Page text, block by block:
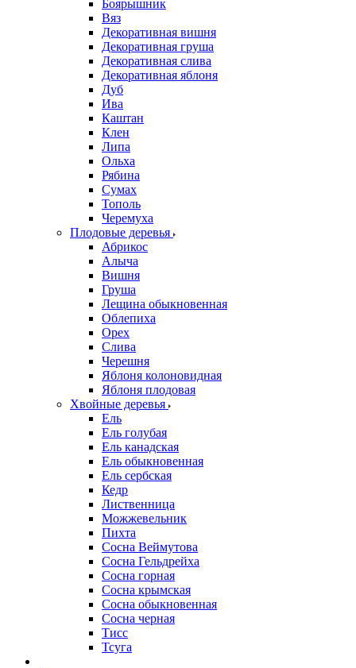
Боярышник
Вяз
Декоративная вишня
Декоративная груша
Декоративная слива
Декоративная яблоня
Дуб
Ива
Каштан
Клен
Липа
Ольха
Рябина
Сумах
Тополь
Черемуха
Плодовые деревья
Абрикос
Алыча
Вишня
Груша
Лещина обыкновенная
Облепиха
Орех
Слива
Черешня
Яблоня колоновидная
Яблоня плодовая
Хвойные деревья
Ель
Ель голубая
Ель канадская
Ель обыкновенная
Ель сербская
Кедр
Лиственница
Можжевельник
Пихта
Сосна Веймутова
Сосна Гельдрейха
Сосна горная
Сосна крымская
Сосна обыкновенная
Сосна черная
Тисс
Тсуга